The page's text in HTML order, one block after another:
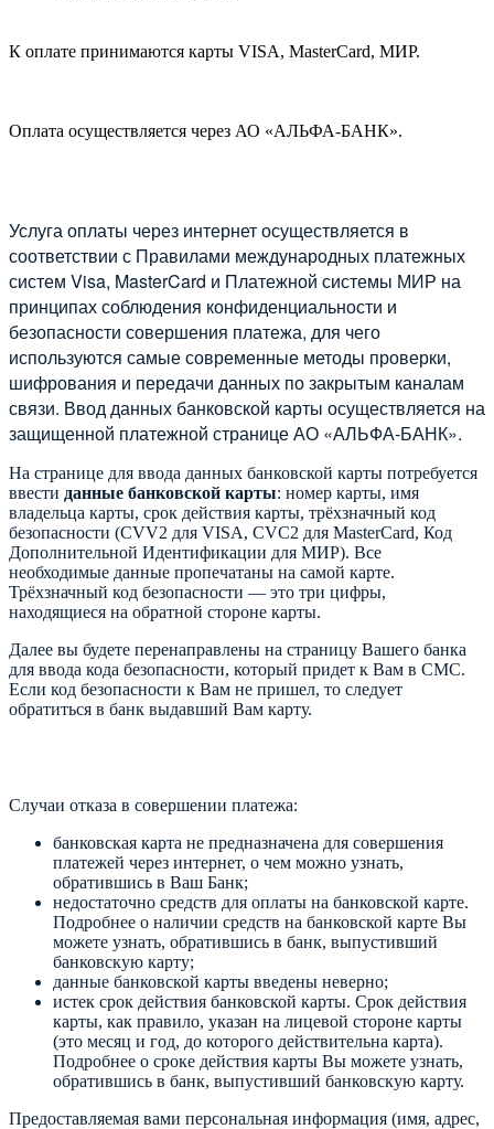
К оплате принимаются карты VISA, MasterCard, МИР.
Оплата осуществляется через АО «АЛЬФА-БАНК».
Услуга оплаты через интернет осуществляется в
соответствии с Правилами международных платежных
систем Visa, MasterCard и Платежной системы МИР на
принципах соблюдения конфиденциальности и
безопасности совершения платежа, для чего
используются самые современные методы проверки,
шифрования и передачи данных по закрытым каналам
связи. Ввод данных банковской карты осуществляется на
защищенной платежной странице АО «АЛЬФА-БАНК».
На странице для ввода данных банковской карты потребуется
ввести данные банковской карты: номер карты, имя
владельца карты, срок действия карты, трёхзначный код
безопасности (CVV2 для VISA, CVC2 для MasterCard, Код
Дополнительной Идентификации для МИР). Все
необходимые данные пропечатаны на самой карте.
Трёхзначный код безопасности — это три цифры,
находящиеся на обратной стороне карты.
Далее вы будете перенаправлены на страницу Вашего банка
для ввода кода безопасности, который придет к Вам в СМС.
Если код безопасности к Вам не пришел, то следует
обратиться в банк выдавший Вам карту.
Случаи отказа в совершении платежа:
банковская карта не предназначена для совершения
платежей через интернет, о чем можно узнать,
обратившись в Ваш Банк;
недостаточно средств для оплаты на банковской карте.
Подробнее о наличии средств на банковской карте Вы
можете узнать, обратившись в банк, выпустивший
банковскую карту;
данные банковской карты введены неверно;
истек срок действия банковской карты. Срок действия
карты, как правило, указан на лицевой стороне карты
(это месяц и год, до которого действительна карта).
Подробнее о сроке действия карты Вы можете узнать,
обратившись в банк, выпустивший банковскую карту.
Предоставляемая вами персональная информация (имя, адрес,